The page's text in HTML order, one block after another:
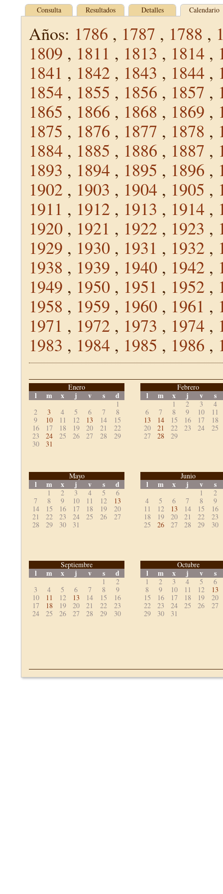
Consulta Resultados Detalles Calendario
Años: 1786 , 1787 , 1788 ,
1809 , 1811 , 1813 , 1814 ,
1841 , 1842 , 1843 , 1844 ,
1854 , 1855 , 1856 , 1857 ,
1865 , 1866 , 1868 , 1869 ,
1875 , 1876 , 1877 , 1878 ,
1884 , 1885 , 1886 , 1887 ,
1893 , 1894 , 1895 , 1896 ,
1902 , 1903 , 1904 , 1905 ,
1911 , 1912 , 1913 , 1914 ,
1920 , 1921 , 1922 , 1923 ,
1929 , 1930 , 1931 , 1932 ,
1938 , 1939 , 1940 , 1942 ,
1949 , 1950 , 1951 , 1952 ,
1958 , 1959 , 1960 , 1961 ,
1971 , 1972 , 1973 , 1974 ,
1983 , 1984 , 1985 , 1986 ,
Enero
l m x j v s d
1
2
3 4 5 6 7
8
9
10 11 12 13 14
15
16
17 18 19 20 21
22
23
24 25 26 27 28
29
30
31
Febrero
l m x j v s
1 2 3
4
6
7 8 9 10
11
13
14 15 16 17
18
20
21 22 23 24
25
27
28 29
Mayo
l m x j v s d
1 2 3 4 5
6
7
8 9 10 11 12
13
14
15 16 17 18 19
20
21
22 23 24 25 26
27
28
29 30 31
Junio
l m x j v s
1
2
4
5 6 7 8
9
11
12 13 14 15
16
18
19 20 21 22
23
25
26 27 28 29 30
Septiembre
l m x j v s d
1
2
3
4 5 6 7 8
9
10
11 12 13 14 15
16
17
18 19 20 21 22
23
24
25 26 27 28 29 30
Octubre
l m x j v s
1 2 3 4 5
6
8
9 10 11 12
13
15
16 17 18 19
20
22
23 24 25 26
27
29
30 31